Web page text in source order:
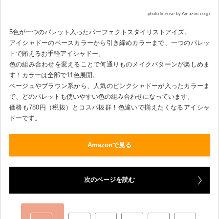
photo license by Amazon.co.jp
5色が一つのパレット入ったパーフェクトスタイリストアイズ。
アイシャドーのベースカラーから引き締めカラーまで、一つのパレッ
トで賄えるお手軽アイシャドー。
色の組み合わせを変えることで何通りものメイクパターンが楽しめま
す！カラーは全部で11色展開。
ベージュやブラウン系から、人気のピンクシャドーが入ったカラーま
で、どのパレットも使いやすい色の組み合わせになっています。
価格も780円（税抜）とコスパ抜群！色違いで揃えたくなるアイシャ
ドーです。
Amazonで見る
次のページを読む